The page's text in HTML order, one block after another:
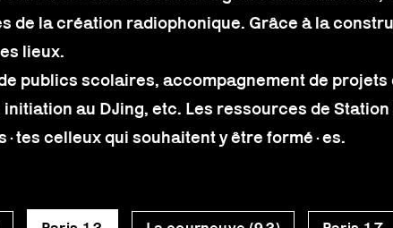
de la création radiophonique. Grâce à la
lieux.
publics scolaires, accompagnement de
au DJing, etc. Les ressources de
celleux qui souhaitent y être formé·es.